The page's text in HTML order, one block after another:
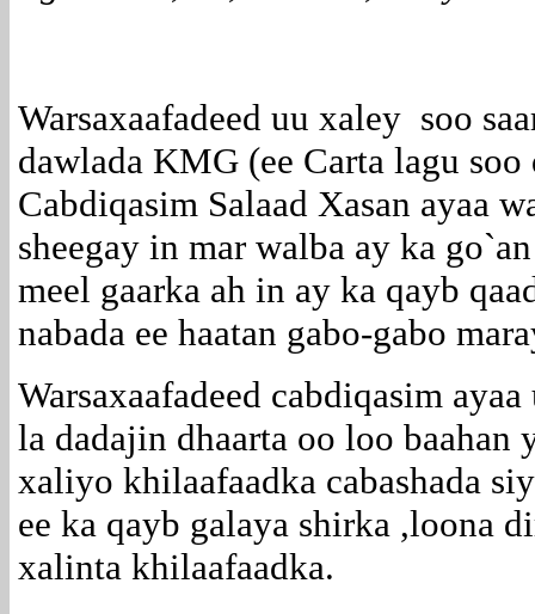
Warsaxaafadeed uu xaley soo
dawlada KMG (ee Carta lagu
Cabdiqasim Salaad Xasan ayaa
sheegay in mar walba ay ka
meel gaarka ah in ay ka qayb
nabada ee haatan gabo-gabo
Warsaxaafadeed cabdiqasim
la dadajin dhaarta oo loo baahan
xaliyo khilaafaadka cabashada
ee ka qayb galaya shirka ,loona
xalinta khilaafaadka.